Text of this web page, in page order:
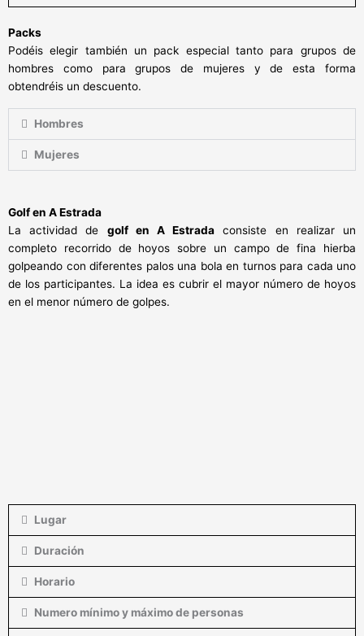
Packs
Podéis elegir también un pack especial tanto para grupos de
hombres como para grupos de mujeres y de esta forma
obtendréis un descuento.
Hombres
Mujeres
Golf en A Estrada
La actividad de golf en A Estrada consiste en realizar un
completo recorrido de hoyos sobre un campo de fina hierba
golpeando con diferentes palos una bola en turnos para cada uno
de los participantes. La idea es cubrir el mayor número de hoyos
en el menor número de golpes.
Lugar
Duración
Horario
Numero mínimo y máximo de personas